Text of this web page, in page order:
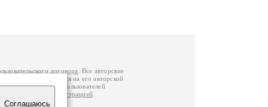
Соглашаюсь
договора
. Все авторские
вы можете обратиться на его авторской
Федерации. Данные пользователей
связаться с администрацией